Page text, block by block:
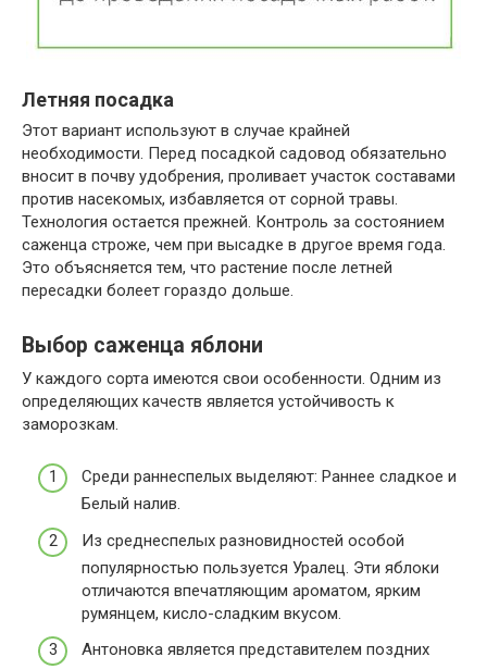
Летняя посадка
Этот вариант используют в случае крайней
необходимости. Перед посадкой садовод обязательно
вносит в почву удобрения, проливает участок составами
против насекомых, избавляется от сорной травы.
Технология остается прежней. Контроль за состоянием
саженца строже, чем при высадке в другое время года.
Это объясняется тем, что растение после летней
пересадки болеет гораздо дольше.
Выбор саженца яблони
У каждого сорта имеются свои особенности. Одним из
определяющих качеств является устойчивость к
заморозкам.
Среди раннеспелых выделяют: Раннее сладкое и
Белый налив.
Из среднеспелых разновидностей особой
популярностью пользуется Уралец. Эти яблоки
отличаются впечатляющим ароматом, ярким
румянцем, кисло-сладким вкусом.
Антоновка является представителем поздних